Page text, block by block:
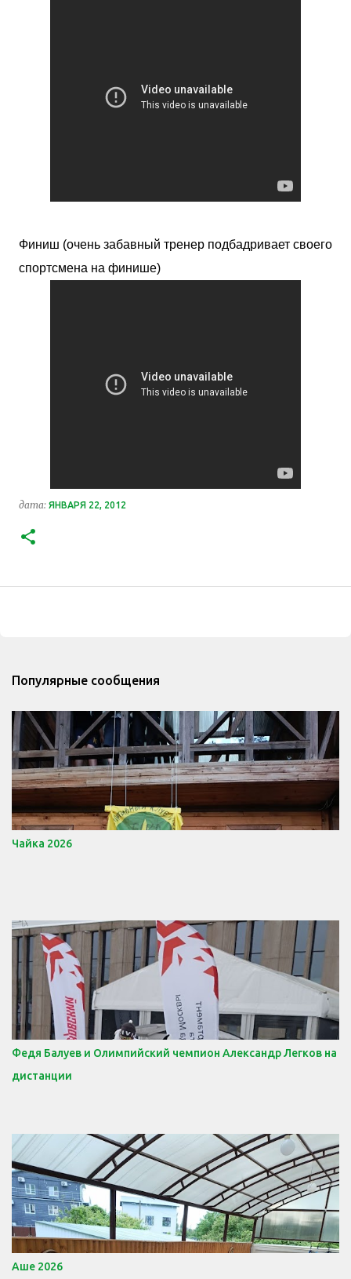
Финиш (очень забавный тренер подбадривает своего
спортсмена на финише)
дата: ЯНВАРЯ 22, 2012
Популярные сообщения
Чайка 2026
Федя Балуев и Олимпийский чемпион Александр Легков на
дистанции
Аше 2026